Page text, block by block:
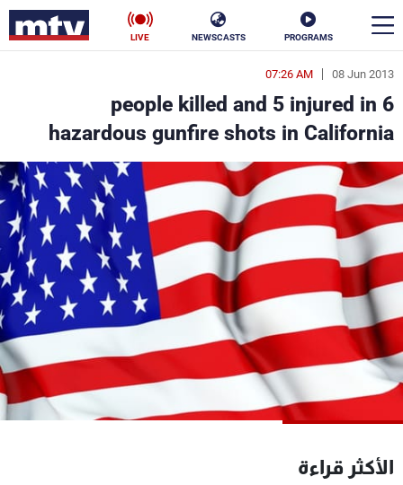
PROGRAMS
NEWSCASTS
LIVE
08 Jun 2013
07:26 AM
6 people killed and 5 injured in
hazardous gunfire shots in California
الأكثر قراءة
en
الأخبار
سياسة ناس
إقتصاد فن
منوعات رياضة
كأس العالم
البرامج
جدول البرامج
شاهد البرامج